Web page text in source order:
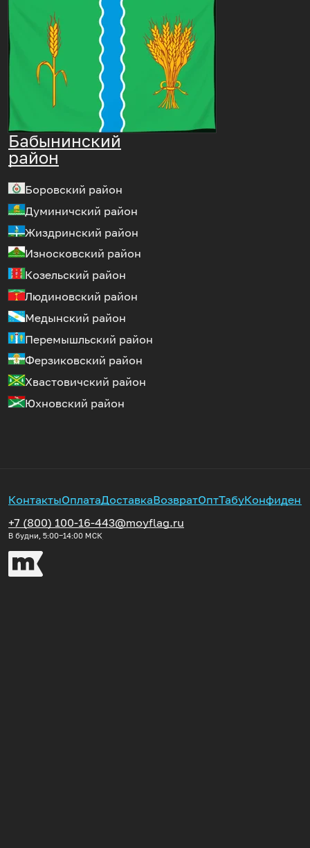
Бабынинский
район
Боровский район
Думиничский район
Жиздринский район
Износковский район
Козельский район
Людиновский район
Медынский район
Перемышльский район
Ферзиковский район
Хвастовичский район
Юхновский район
КонтактыОплатаДоставкаВозвратОптТабу
+7 (800) 100-16-44
В будни, 5:00‒14:00 МСК
3@moyflag.ru